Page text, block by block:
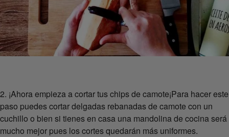
2. ¡Ahora empieza a cortar tus chips de camote¡Para hacer este
paso puedes cortar delgadas rebanadas de camote con un
cuchillo o bien si tienes en casa una mandolina de cocina será
mucho mejor pues los cortes quedarán más uniformes.